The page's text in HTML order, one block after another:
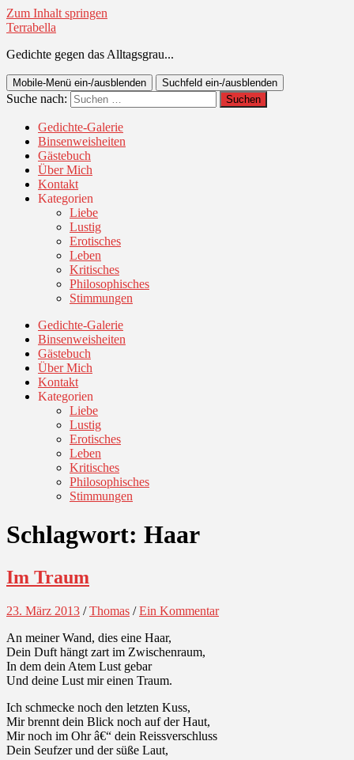
Zum Inhalt springen
Terrabella
Gedichte gegen das Alltagsgrau...
Mobile-Menü ein-/ausblenden Suchfeld ein-/ausblenden
Suche nach:
Gedichte-Galerie
Binsenweisheiten
Gästebuch
Über Mich
Kontakt
Kategorien
Liebe
Lustig
Erotisches
Leben
Kritisches
Philosophisches
Stimmungen
Gedichte-Galerie
Binsenweisheiten
Gästebuch
Über Mich
Kontakt
Kategorien
Liebe
Lustig
Erotisches
Leben
Kritisches
Philosophisches
Stimmungen
Schlagwort: Haar
Im Traum
23. März 2013 /Thomas /Ein Kommentar
An meiner Wand, dies eine Haar,
Dein Duft hängt zart im Zwischenraum,
In dem dein Atem Lust gebar
Und deine Lust mir einen Traum.
Ich schmecke noch den letzten Kuss,
Mir brennt dein Blick noch auf der Haut,
Mir noch im Ohr â€“ dein Reissverschluss
Dein Seufzer und der süße Laut,